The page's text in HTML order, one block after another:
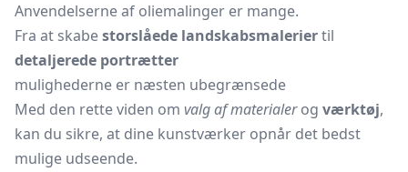
Anvendelserne af oliemalinger er mange.
Fra at skabestorslåede landskabsmaleriertil
detaljerede portrætter
mulighederne er næsten ubegrænsede
Med den rette viden om valg af materialerog værktøj,
kan du sikre, at dine kunstværker opnår det bedst
mulige udseende.